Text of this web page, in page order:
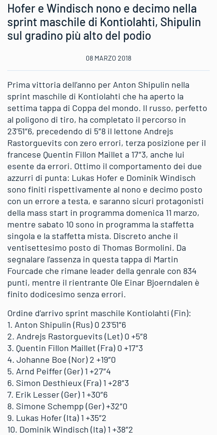
Hofer e Windisch nono e decimo nella
sprint maschile di Kontiolahti, Shipulin
sul gradino più alto del podio
08 MARZO 2018
Prima vittoria dell’anno per Anton Shipulin nella
sprint maschile di Kontiolahti che ha aperto la
settima tappa di Coppa del mondo. Il russo, perfetto
al poligono di tiro, ha completato il percorso in
23’51″6, precedendo di 5″8 il lettone Andrejs
Rastorguevits con zero errori, terza posizione per il
francese Quentin Fillon Maillet a 17″3, anche lui
esente da errori. Ottimo il comportamento dei due
azzurri di punta: Lukas Hofer e Dominik Windisch
sono finiti rispettivamente al nono e decimo posto
con un errore a testa, e saranno sicuri protagonisti
della mass start in programma domenica 11 marzo,
mentre sabato 10 sono in programma la staffetta
singola e la staffetta mista. Discreto anche il
ventisettesimo posto di Thomas Bormolini. Da
segnalare l’assenza in questa tappa di Martin
Fourcade che rimane leader della genrale con 834
punti, mentre il rientrante Ole Einar Bjoerndalen è
finito dodicesimo senza errori.
Ordine d’arrivo sprint maschile Kontiolahti (Fin):
1. Anton Shipulin (Rus) 0 23’51″6
2. Andrejs Rastorguevits (Let) 0 +5″8
3. Quentin Fillon Maillet (Fra) 0 +17″3
4. Johanne Boe (Nor) 2 +19″0
5. Arnd Peiffer (Ger) 1 +27″4
6. Simon Desthieux (Fra) 1 +28″3
7. Erik Lesser (Ger) 1 +30″6
8. Simone Schempp (Ger) +32″0
9. Lukas Hofer (Ita) 1 +35″2
10. Dominik Windisch (Ita) 1 +38″2